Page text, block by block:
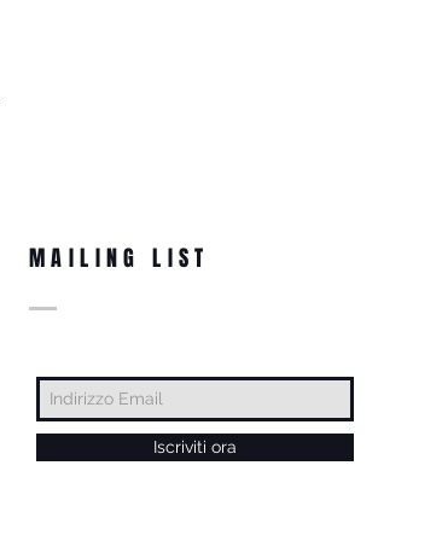
MAILING LIST
Iscriviti ora